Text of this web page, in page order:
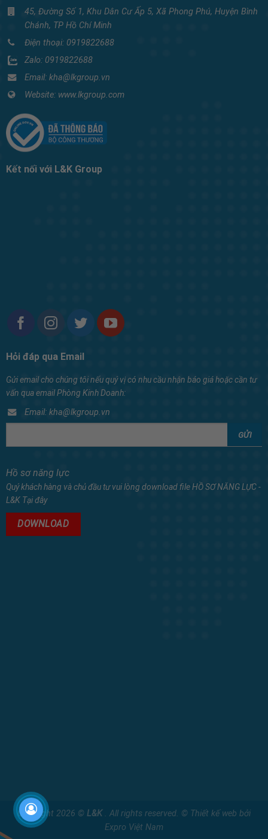
45, Đường Số 1, Khu Dân Cư Ấp 5, Xã Phong Phú, Huyện Bình
Chánh, TP Hồ Chí Minh
Điện thoại: 0919822688
Zalo: 0919822688
Email: kha@lkgroup.vn
Website: www.lkgroup.com
Kết nối với L&K Group
Hỏi đáp qua Email
Gửi email cho chúng tôi nếu quý vị có nhu cầu nhận báo giá hoặc cần tư
vấn qua email Phòng Kinh Doanh:
Email: kha@lkgroup.vn
Hồ sơ năng lực
Quý khách hàng và chủ đầu tư vui lòng download file HỒ SƠ NĂNG LỰC -
L&K Tại đây
DOWNLOAD
Copyright 2026 © L&K . All rights reserved. © Thiết kế web bởi
Expro Việt Nam